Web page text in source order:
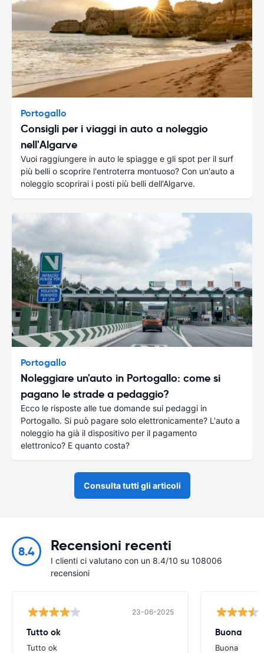
Portogallo
Consigli per i viaggi in auto a noleggio
nell'Algarve
Vuoi raggiungere in auto le spiagge e gli spot per il surf
più belli o scoprire l'entroterra montuoso? Con un'auto a
noleggio scoprirai i posti più belli dell'Algarve.
Portogallo
Noleggiare un'auto in Portogallo: come si
pagano le strade a pedaggio?
Ecco le risposte alle tue domande sui pedaggi in
Portogallo. Si può pagare solo elettronicamente? L'auto a
noleggio ha già il dispositivo per il pagamento
elettronico? E quanto costa?
Consulta tutti gli articoli
8.4 Recensioni recenti
I clienti ci valutano con un 8.4/10 su 108006
recensioni
23-06-2025
Tutto ok
Tutto ok
Buona
Buona